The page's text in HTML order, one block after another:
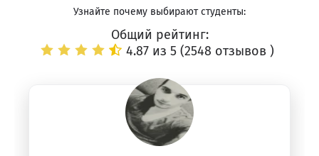
Узнайте почему выбирают студенты:
Общий рейтинг:
4.87 из 5 (2548 отзывов )